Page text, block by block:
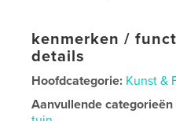
kenmerken /
details
Hoofdcategorie: Kunst &
Aanvullende categorieën